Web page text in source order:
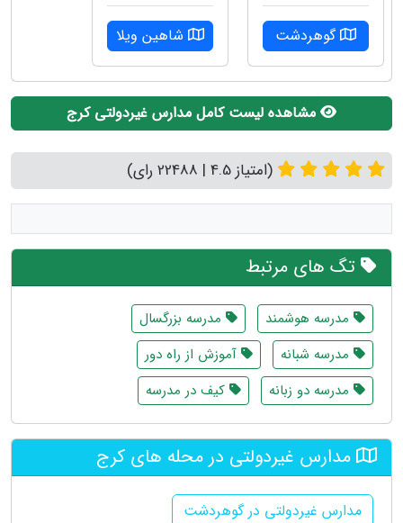
گوهردشت شاهین ویلا
مشاهده لیست کامل مدارس غیردولتی کرج
(امتیاز 4.5 | 22488 رای)
تگ های مرتبط
مدرسه هوشمند
مدرسه بزرگسال
مدرسه شبانه
آموزش از راه دور
مدرسه دو زبانه
کیف در مدرسه
مدارس غیردولتی در محله های کرج
مدارس غیردولتی در گوهردشت